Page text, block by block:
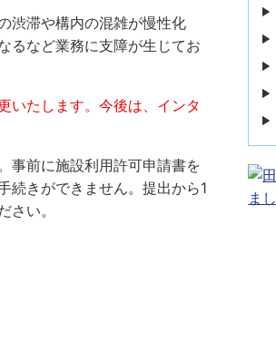
渋滞や構内の混雑が慢性化
るなど業務に支障が生じてお
いたします。今後は、インタ
事前に施設利用許可申請書を
続きができません。提出から1
い。